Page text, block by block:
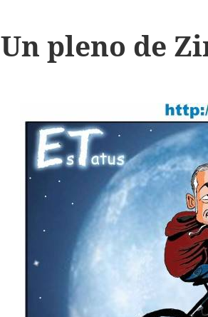
Un pleno de